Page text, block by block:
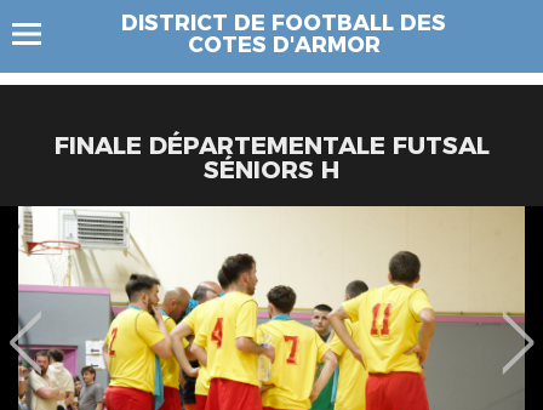
DISTRICT DE FOOTBALL DES
COTES D'ARMOR
FINALE DÉPARTEMENTALE FUTSAL
SÉNIORS H